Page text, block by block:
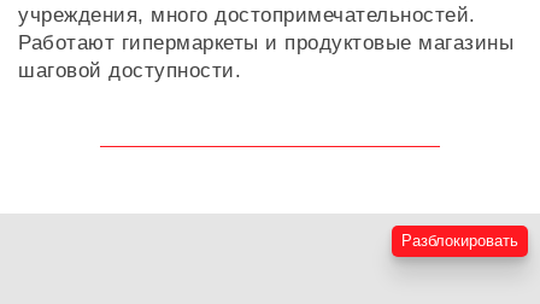
учреждения, много достопримечательностей.
Работают гипермаркеты и продуктовые магазины
шаговой доступности.
Разблокировать